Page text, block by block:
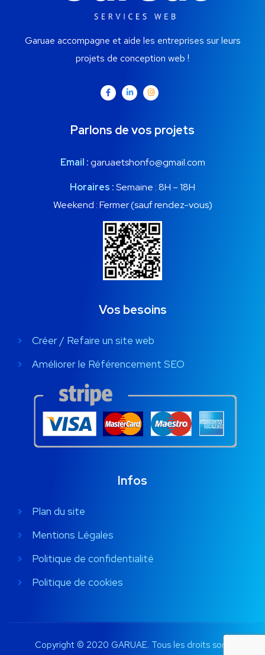
Garuae accompagne et aide les entreprises sur leurs
projets de conception web !
Parlons de vos projets
Email :garuaetshonfo@gmail.com
Horaires :Semaine : 8H – 18H
Weekend : Fermer (sauf rendez-vous)
Vos besoins
Créer / Refaire un site web
Améliorer le Référencement SEO
Infos
Plan du site
Mentions Légales
Politique de confidentialité
Politique de cookies
Copyright © 2020 GARUAE. Tous les droits sont